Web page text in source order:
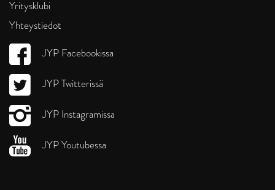
Yritysklubi
Yhteystiedot
JYP Facebookissa
JYP Twitterissä
JYP Instagramissa
JYP Youtubessa